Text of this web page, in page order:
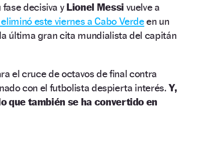
decisiva y Lionel Messi vuelve a
este viernes a Cabo Verdeen un
última gran cita mundialista del capitán
el cruce de octavos de final contra
con el futbolista despierta interés.Y,
que también se ha convertido en